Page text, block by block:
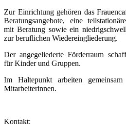
Zur Einrichtung gehören das
Beratungsangebote, eine
mit Beratung sowie ein
zur beruflichen Wiedereingliederung.
Der angegeliederte Förderraum
für Kinder und Gruppen.
Im Haltepunkt arbeiten
Mitarbeiterinnen.
Kontakt: